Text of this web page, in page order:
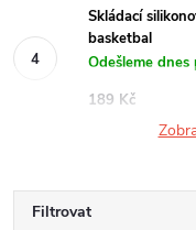
Skládací
basketbal
Odešleme
189 Kč
Filtrovat